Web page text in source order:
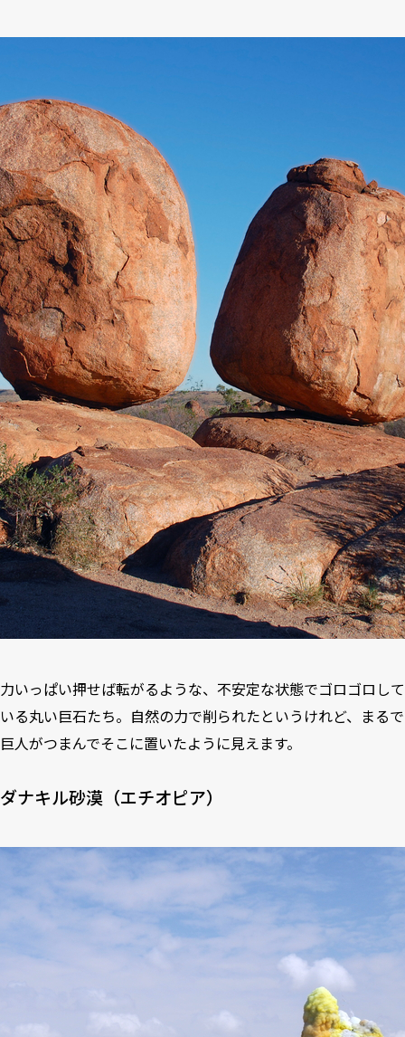
力いっぱい押せば転がるような、不安定な状態でゴロゴロして
いる丸い巨石たち。自然の力で削られたというけれど、まるで
巨人がつまんでそこに置いたように見えます。
ダナキル砂漠（エチオピア）